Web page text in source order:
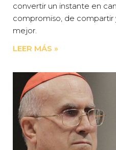
convertir un instante en
compromiso, de compartir
mejor.
LEER MÁS »